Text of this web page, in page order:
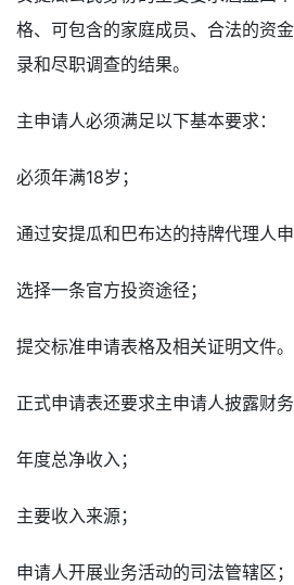
格、可包含的家庭成员、合法的资
录和尽职调查的结果。
主申请人必须满足以下基本要求：
必须年满18岁；
通过安提瓜和巴布达的持牌代理人申
选择一条官方投资途径；
提交标准申请表格及相关证明文件。
正式申请表还要求主申请人披露财
年度总净收入；
主要收入来源；
申请人开展业务活动的司法管辖区；